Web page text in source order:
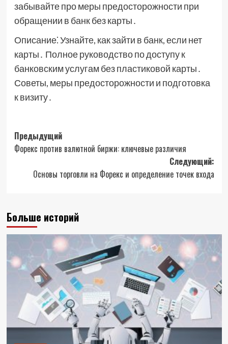
забывайте про меры предосторожности при
обращении в банк без карты․
Описание⁚ Узнайте, как зайти в банк, если нет
карты․ Полное руководство по доступу к
банковским услугам без пластиковой карты․
Советы, меры предосторожности и подготовка
к визиту․
Навигация
записи
Предыдущий
Форекс против валютной биржи: ключевые различия
Следующий:
Основы торговли на Форекс и определение точек входа
Больше историй